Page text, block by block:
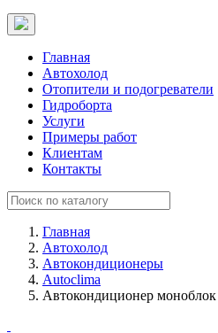
Главная
Автохолод
Отопители и подогреватели
Гидроборта
Услуги
Примеры работ
Клиентам
Контакты
Главная
Автохолод
Автокондиционеры
Autoclima
Автокондиционер